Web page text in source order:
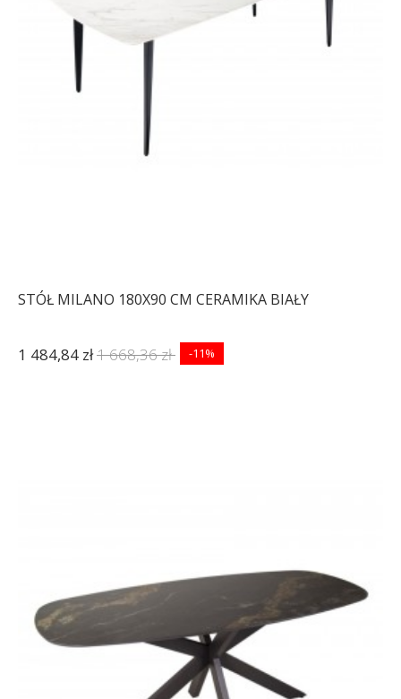
STÓŁ MILANO 180X90 CM CERAMIKA BIAŁY
1 484,84 zł1 668,36 zł -11%